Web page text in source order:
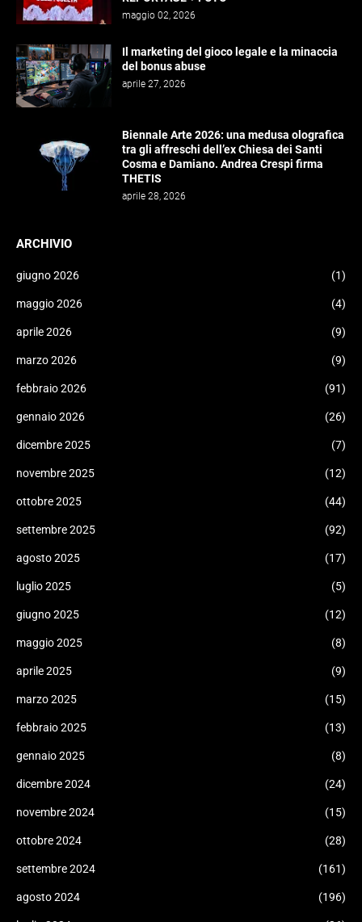
maggio 02, 2026
Il marketing del gioco legale e la minaccia
del bonus abuse
aprile 27, 2026
Biennale Arte 2026: una medusa olografica
tra gli affreschi dell’ex Chiesa dei Santi
Cosma e Damiano. Andrea Crespi firma
THETIS
aprile 28, 2026
ARCHIVIO
giugno 2026 (1)
maggio 2026 (4)
aprile 2026 (9)
marzo 2026 (9)
febbraio 2026 (91)
gennaio 2026 (26)
dicembre 2025 (7)
novembre 2025 (12)
ottobre 2025 (44)
settembre 2025 (92)
agosto 2025 (17)
luglio 2025 (5)
giugno 2025 (12)
maggio 2025 (8)
aprile 2025 (9)
marzo 2025 (15)
febbraio 2025 (13)
gennaio 2025 (8)
dicembre 2024 (24)
novembre 2024 (15)
ottobre 2024 (28)
settembre 2024 (161)
agosto 2024 (196)